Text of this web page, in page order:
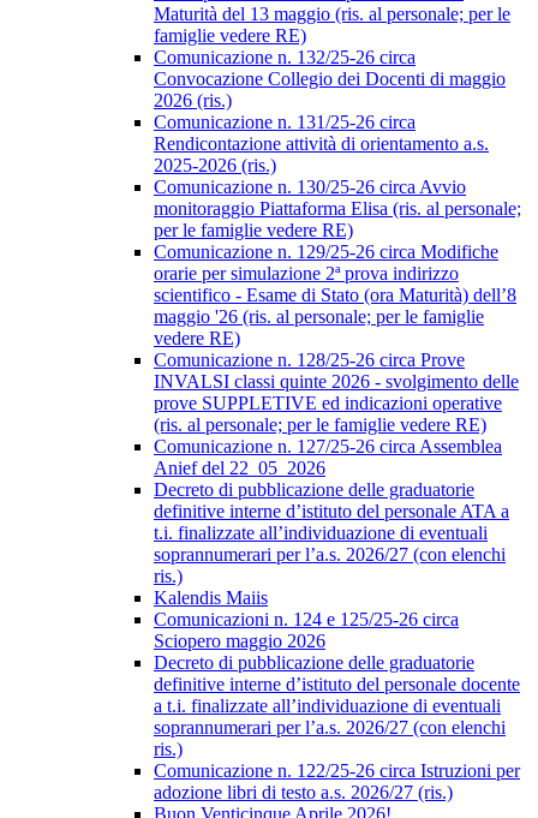
Maturità del 13 maggio (ris. al personale; per le
famiglie vedere RE)
Comunicazione n. 132/25-26 circa
Convocazione Collegio dei Docenti di maggio
2026 (ris.)
Comunicazione n. 131/25-26 circa
Rendicontazione attività di orientamento a.s.
2025-2026 (ris.)
Comunicazione n. 130/25-26 circa Avvio
monitoraggio Piattaforma Elisa (ris. al personale;
per le famiglie vedere RE)
Comunicazione n. 129/25-26 circa Modifiche
orarie per simulazione 2ª prova indirizzo
scientifico - Esame di Stato (ora Maturità) dell’8
maggio '26 (ris. al personale; per le famiglie
vedere RE)
Comunicazione n. 128/25-26 circa Prove
INVALSI classi quinte 2026 - svolgimento delle
prove SUPPLETIVE ed indicazioni operative
(ris. al personale; per le famiglie vedere RE)
Comunicazione n. 127/25-26 circa Assemblea
Anief del 22_05_2026
Decreto di pubblicazione delle graduatorie
definitive interne d’istituto del personale ATA a
t.i. finalizzate all’individuazione di eventuali
soprannumerari per l’a.s. 2026/27 (con elenchi
ris.)
Kalendis Maiis
Comunicazioni n. 124 e 125/25-26 circa
Sciopero maggio 2026
Decreto di pubblicazione delle graduatorie
definitive interne d’istituto del personale docente
a t.i. finalizzate all’individuazione di eventuali
soprannumerari per l’a.s. 2026/27 (con elenchi
ris.)
Comunicazione n. 122/25-26 circa Istruzioni per
adozione libri di testo a.s. 2026/27 (ris.)